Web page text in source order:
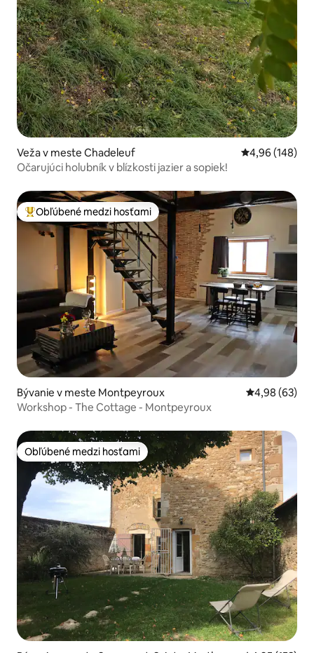
Veža v meste Chadeleuf Priemerné
4,96 (148)
Očarujúci holubník v blízkosti jazier a sopiek!
Najobľúbenejšie medzi hosťami
Obľúbené medzi hosťami
Bývanie v meste Montpeyroux Priemerné
4,98 (63)
Workshop - The Cottage - Montpeyroux
Obľúbené medzi hosťami
Obľúbené medzi hosťami